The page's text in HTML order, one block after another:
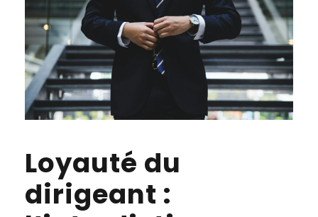
Loyauté du
dirigeant :